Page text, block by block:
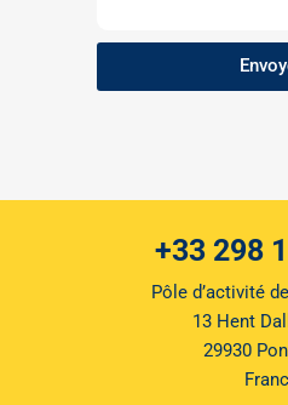
+33 298
Pôle d’activité
13 Hent
29930